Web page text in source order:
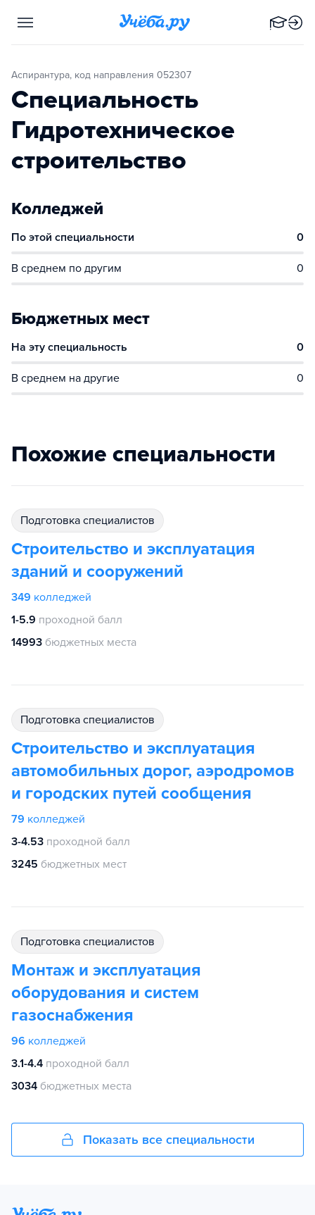
Аспирантура, код направления 052307
Специальность
Гидротехническое
строительство
Колледжей
По этой специальности 0
В среднем по другим 0
Бюджетных мест
На эту специальность 0
В среднем на другие 0
Похожие специальности
подготовка специалистов
Строительство и эксплуатация
зданий и сооружений
349 колледжей
1-5.9 проходной балл
14993 бюджетных места
подготовка специалистов
Строительство и эксплуатация
автомобильных дорог, аэродромов
и городских путей сообщения
79 колледжей
3-4.53 проходной балл
3245 бюджетных мест
подготовка специалистов
Монтаж и эксплуатация
оборудования и систем
газоснабжения
96 колледжей
3.1-4.4 проходной балл
3034 бюджетных места
Показать все специальности